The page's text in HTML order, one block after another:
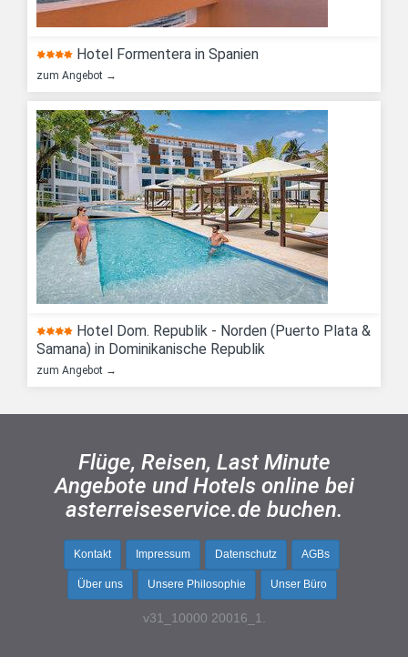
Hotel Formentera in Spanien
zum Angebot →
Hotel Dom. Republik - Norden (Puerto Plata &
Samana) in Dominikanische Republik
zum Angebot →
Flüge, Reisen, Last Minute
Angebote und Hotels online bei
asterreiseservice.de buchen.
Kontakt Impressum Datenschutz AGBs
Über uns Unsere Philosophie Unser Büro
v31_10000 20016_1.